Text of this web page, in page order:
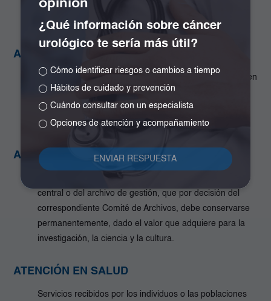
consulta por los propios Grupos y los particulares en
general.
ARCHIVO DE GESTIÓN
Aquel en el que se reúne la documentación en trámite en
busca de solución a los asuntos iniciados, sometida a
continua utilización y consulta administrativa para las
mismas oficinas u otras que las soliciten.
ARCHIVO HISTÓRICO
Aquel al cual se transfiere la documentación del archivo
central o del archivo de gestión, que por decisión del
correspondiente Comité de Archivos, debe conservarse
permanentemente, dado el valor que adquiere para la
investigación, la ciencia y la cultura.
ATENCIÓN EN SALUD
Servicios recibidos por los individuos o las poblaciones
¿Qué información sobre cáncer
urológico te sería más útil?
Cómo identificar riesgos o cambios a tiempo
Hábitos de cuidado y prevención
Cuándo consultar con un especialista
Opciones de atención y acompañamiento